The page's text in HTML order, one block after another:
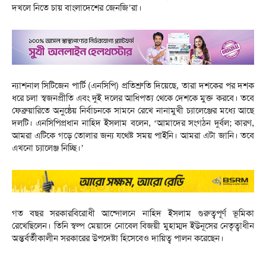
দখলে নিতে চায় বাংলাদেশের জেনজি’রা।
ন্যাশনাল সিটিজেন পার্টি (এনসিপি) প্রতিশ্রুতি দিয়েছে, তারা দশকের পর দশক
ধরে চলা স্বজনপ্রীতি এবং দুই দলের আধিপত্য থেকে দেশকে মুক্ত করবে। তবে
ফেব্রুয়ারিতে অনুষ্ঠেয় নির্বাচনকে সামনে রেখে নানামুখী চ্যালেঞ্জের মধ্যে আছে
দলটি। এনসিপিপ্রধান নাহিদ ইসলাম বলেন, ‘আমাদের সংগঠন দুর্বল; কারণ,
আমরা এটিকে গড়ে তোলার জন্য যথেষ্ট সময় পাইনি। আমরা এটা জানি। তবে
এখনো চ্যালেঞ্জ নিচ্ছি।’
গত বছর সরকারবিরোধী আন্দোলনে নাহিদ ইসলাম গুরুত্বপূর্ণ ভূমিকা
রেখেছিলেন। তিনি স্বল্প মেয়াদে নোবেল বিজয়ী মুহাম্মদ ইউনূসের নেতৃত্বাধীন
অন্তর্বর্তীকালীন সরকারের উপদেষ্টা হিসেবেও দায়িত্ব পালন করেছেন।